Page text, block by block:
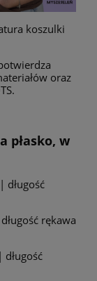
koszulki
oraz
płasko, w
długość
rękawa